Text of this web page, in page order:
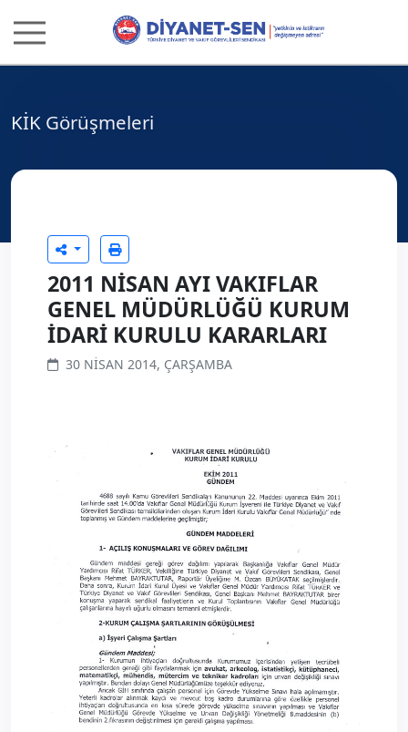
KİK Görüşmeleri
2011 NİSAN AYI VAKIFLAR
GENEL MÜDÜRLÜĞÜ KURUM
İDARİ KURULU KARARLARI
30 NISAN 2014, ÇARŞAMBA